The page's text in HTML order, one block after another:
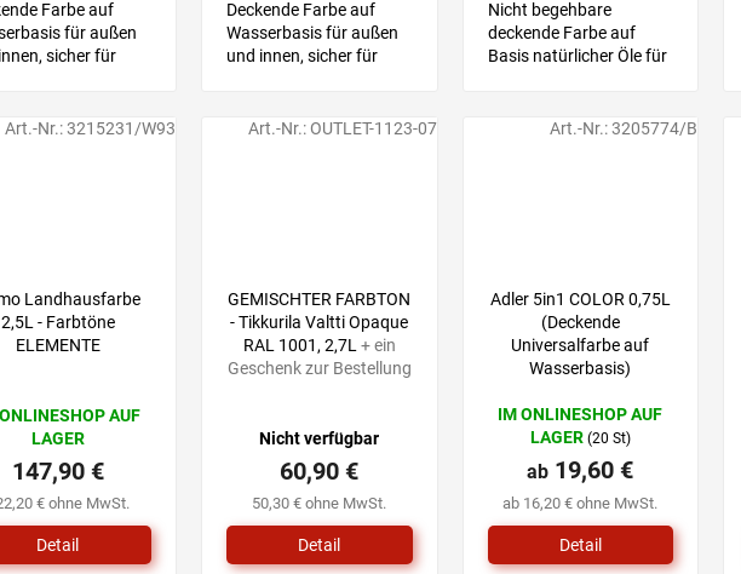
Farbe auf
für außen
sicher für
Deckende Farbe auf
Wasserbasis für außen
und innen, sicher für
Nicht begehbare
deckende Farbe auf
Basis natürlicher Öle für
für Kinderspielzeug.
Landhausfarbe
2,5L - Farbtöne
ELEMENTE
AUF
LAGER
€ ohne MwSt.
147,90 €
Detail
Art.-Nr.:3215231/W93
GEMISCHTER FARBTON
- Tikkurila Valtti Opaque
RAL 1001, 2,7L + ein
Geschenk zur Bestellung
Nicht verfügbar
50,30 € ohne MwSt.
60,90 €
Detail
Art.-Nr.: OUTLET-1123-07
Adler 5in1 COLOR 0,75L
(Deckende
Universalfarbe auf
Wasserbasis)
IM ONLINESHOP AUF
LAGER (20 St)
ab 16,20 € ohne MwSt.
ab 19,60 €
Detail
Art.-Nr.:3205774/B